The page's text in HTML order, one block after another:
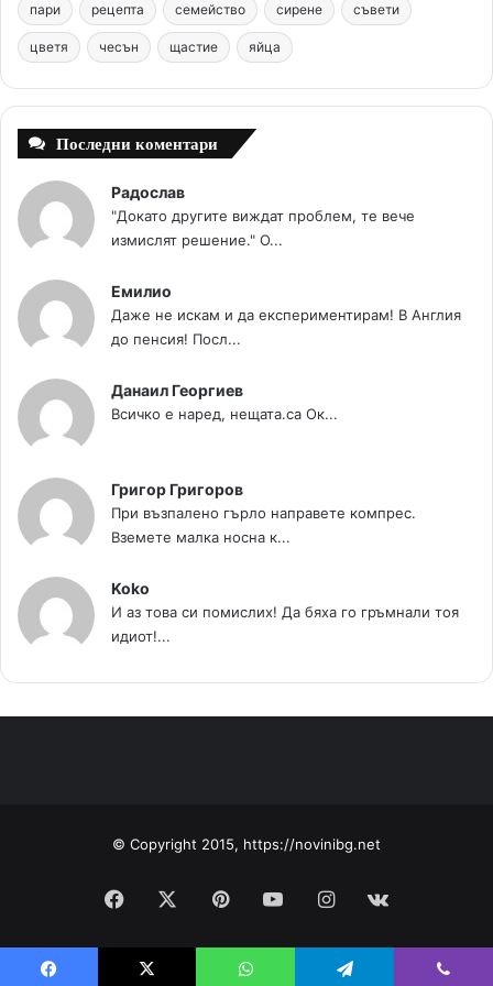
o
k
e
s
t
e
r
m
пари рецепта семейство сирене съвети
цветя чесън щастие яйца
Последни коментари
Радослав
"Докато другите виждат проблем, те вече
измислят решение." О...
Емилио
Даже не искам и да експериментирам! В Англия
до пенсия! Посл...
Данаил Георгиев
Всичко е наред, нещата.са Ок...
Григор Григоров
При възпалено гърло направете компрес.
Вземете малка носна к...
Koko
И аз това си помислих! Да бяха го гръмнали тоя
идиот!...
© Copyright 2015, https://novinibg.net
Facebook PinterestYouTubeInstagram